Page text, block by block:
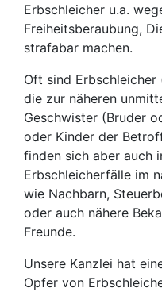
Erbschleicher u.a.
Freiheitsberaubung,
strafabar machen.
Oft sind Erbschleicher
die zur näheren
Geschwister (Bruder
oder Kinder der
finden sich aber auch
Erbschleicherfälle im
wie Nachbarn,
oder auch nähere
Freunde.
Unsere Kanzlei hat
Opfer von